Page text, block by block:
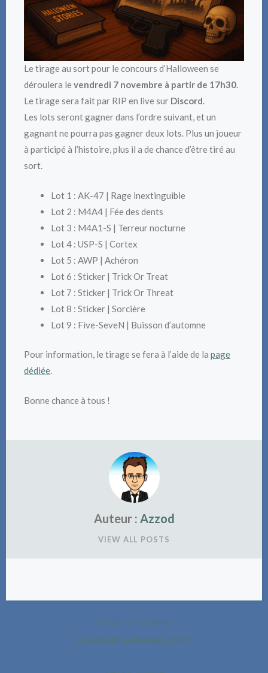
Le tirage au sort pour le concours d’Halloween se
déroulera levendredi 7 novembre à partir de 17h30.
Le tirage sera fait par RIP en live sur Discord.
Les lots seront gagner dans l’ordre suivant, et un
gagnant ne pourra pas gagner deux lots. Plus un joueur
à participé à l’histoire, plus il a de chance d’être tiré au
sort.
Lot 1 : AK-47 | Rage inextinguible
Lot 2 : M4A4 | Fée des dents
Lot 3 : M4A1-S | Terreur nocturne
Lot 4 : USP-S | Cortex
Lot 5 : AWP | Achéron
Lot 6 : Sticker | Trick Or Treat
Lot 7 : Sticker | Trick Or Threat
Lot 8 : Sticker | Sorcière
Lot 9 : Five-SeveN | Buisson d’automne
Pour information, le tirage se fera à l’aide de la page
dédiée.
Bonne chance à tous !
Auteur : Azzod
VIEW ALL POSTS
Article précédent
Concours halloween 2025